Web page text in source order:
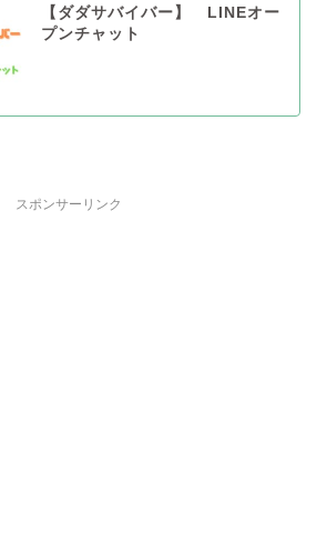
【ダダサバイバー】 LINEオー
プンチャット
スポンサーリンク